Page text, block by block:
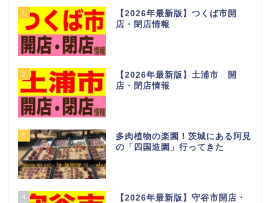
1
【2026年最新版】つくば市開
店・閉店情報
2
【2026年最新版】土浦市 開
店・閉店情報
3
多肉植物の楽園！茨城にある阿見
の「四国造園」行ってきた
4
【2026年最新版】守谷市開店・